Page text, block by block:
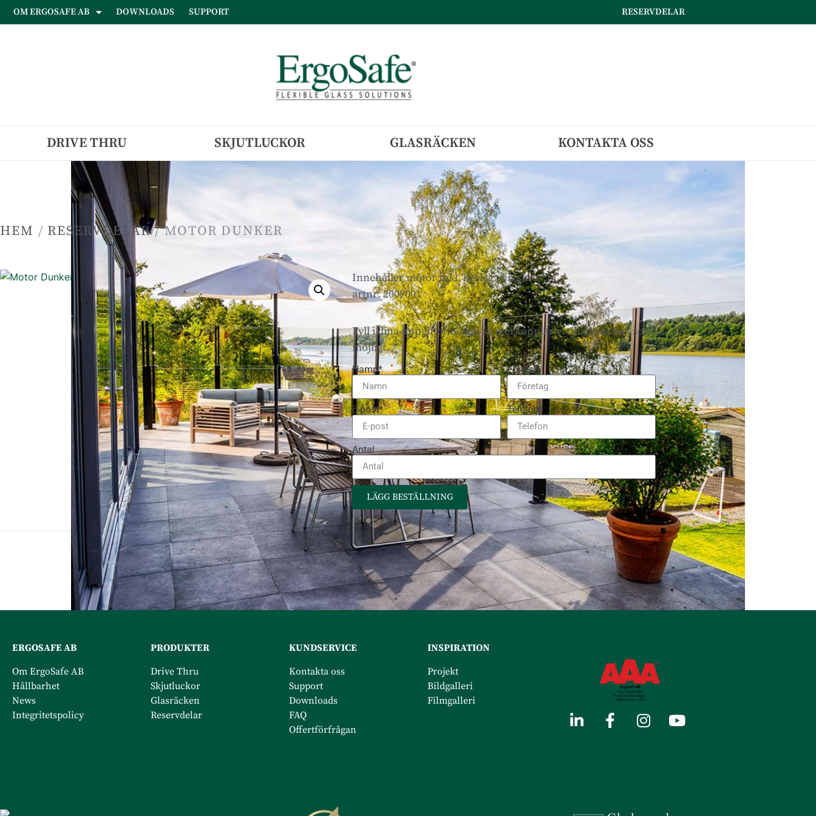
OM ERGOSAFE AB DOWNLOADS SUPPORT RESERVDELAR
DRIVE THRU SKJUTLUCKOR GLASRÄCKEN KONTAKTA OSS
HEM / RESERVDELAR/ MOTOR DUNKER
Innehåller motor inkl. beslag och skruv.
artnr: 2007001
Fyll i dina uppgifter nedan så återkopplar vi till dig så fort som
möjligt.
Namn* Företag
E-post* Telefon
Antal
LÄGG BESTÄLLNING
ERGOSAFE AB
Om ErgoSafe AB
Hållbarhet
News
Integritetspolicy
PRODUKTER
Drive Thru
Skjutluckor
Glasräcken
Reservdelar
KUNDSERVICE
Kontakta oss
Support
Downloads
FAQ
Offertförfrågan
INSPIRATION
Projekt
Bildgalleri
Filmgalleri